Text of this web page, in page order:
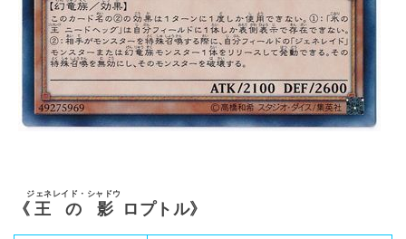
《 王の影
ジェネレイド・シャドウ
ロプトル》